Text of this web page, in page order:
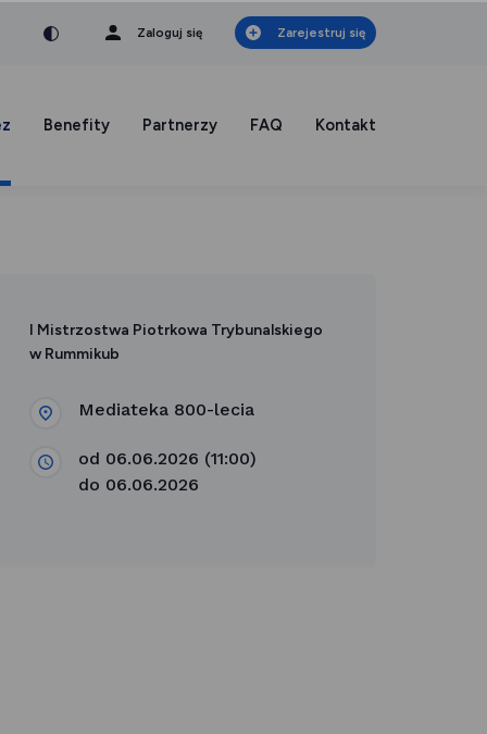
czcionkaczcionka Zaloguj się Zarejestruj się
Benefity Partnerzy FAQ Kontakt
I Mistrzostwa Piotrkowa Trybunalskiego
w Rummikub
Mediateka 800-lecia
od 06.06.2026 (11:00)
do 06.06.2026